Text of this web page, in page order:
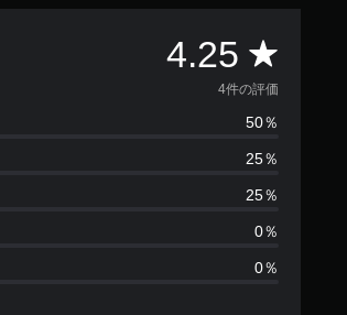
4.25 評
価
数
は
4
、
4件の評価
50％
25％
25％
0％
0％